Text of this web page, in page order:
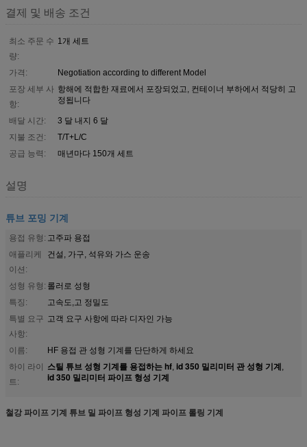
결제 및 배송 조건
최소 주문 수
량:
1개 세트
가격:
Negotiation according to different Model
포장 세부 사
항:
항해에 적합한 재료에서 포장되었고, 컨테이너 부하에서 적당히 고
정됩니다
배달 시간:
3 달 내지 6 달
지불 조건:
T/T+L/C
공급 능력:
매년마다 150개 세트
설명
튜브 포밍 기계
용접 유형: 고주파 용접
애플리케
이션:
건설, 가구, 석유와 가스 운송
성형 유형: 롤러로 성형
특징:
고속도,고 정밀도
특별 요구
사항:
고객 요구 사항에 따라 디자인 가능
이름:
HF 용접 관 성형 기계를 단단하게 하세요
하이 라이
트:
스틸 튜브 성형 기계를 용접하는 hf, id 350 밀리미터 관 성형 기계,
id 350 밀리미터 파이프 형성 기계
철강 파이프 기계 튜브 밀 파이프 형성 기계 파이프 롤링 기계